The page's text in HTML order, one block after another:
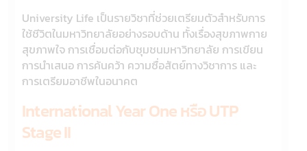
University Life เป็นรายวิชาที่ช่วยเตรียมตัวสำหรับการ
ใช้ชีวิตในมหาวิทยาลัยอย่างรอบด้าน ทั้งเรื่องสุขภาพกาย
สุขภาพใจ การเชื่อมต่อกับชุมชนมหาวิทยาลัย การเขียน
การนำเสนอ การค้นคว้า ความซื่อสัตย์ทางวิชาการ และ
การเตรียมอาชีพในอนาคต
International Year One หรือ UTP
Stage II